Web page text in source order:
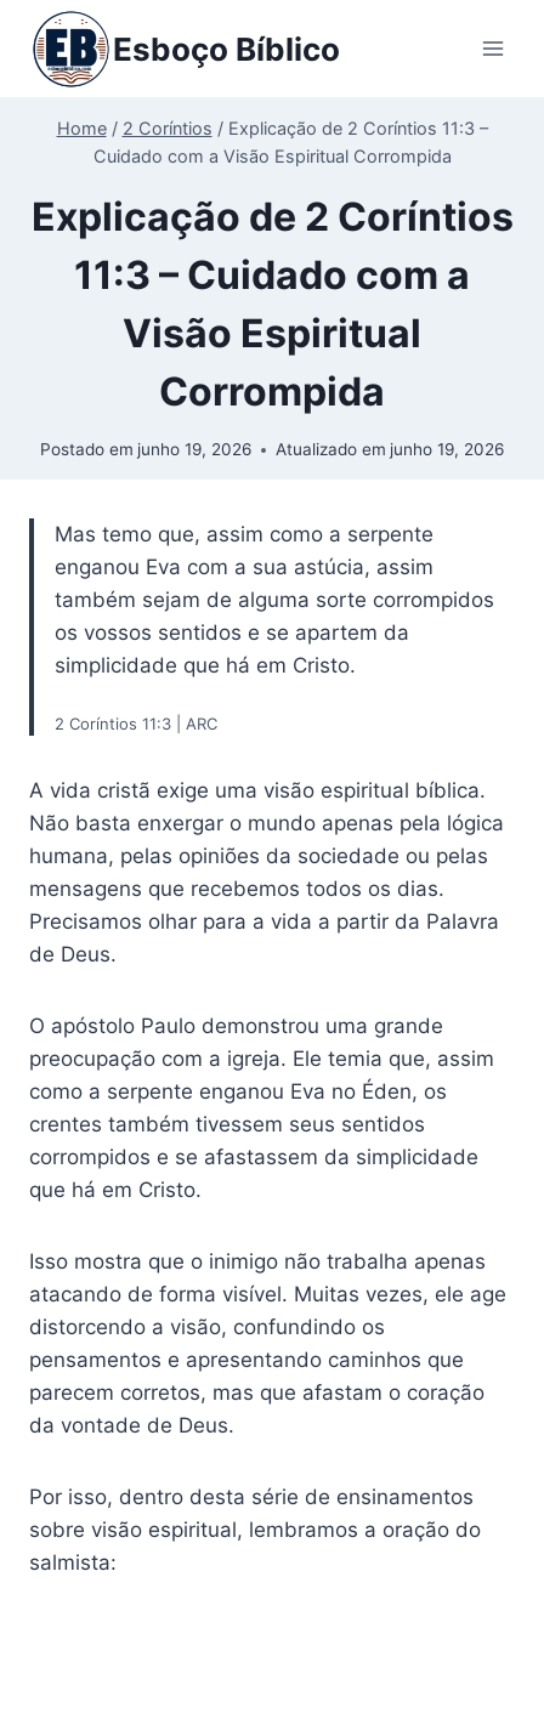
Pular
para
Esboço Bíblico
Home / 2 Coríntios / Explicação de 2 Coríntios 11:3 –
Cuidado com a Visão Espiritual Corrompida
Explicação de 2 Coríntios
11:3 – Cuidado com a
Visão Espiritual
Corrompida
Postado em junho 19, 2026 Atualizado em junho 19, 2026
Mas temo que, assim como a serpente
enganou Eva com a sua astúcia, assim
também sejam de alguma sorte corrompidos
os vossos sentidos e se apartem da
simplicidade que há em Cristo.
2 Coríntios 11:3 | ARC
A vida cristã exige uma visão espiritual bíblica.
Não basta enxergar o mundo apenas pela lógica
humana, pelas opiniões da sociedade ou pelas
mensagens que recebemos todos os dias.
Precisamos olhar para a vida a partir da Palavra
de Deus.
O apóstolo Paulo demonstrou uma grande
preocupação com a igreja. Ele temia que, assim
como a serpente enganou Eva no Éden, os
crentes também tivessem seus sentidos
corrompidos e se afastassem da simplicidade
que há em Cristo.
Isso mostra que o inimigo não trabalha apenas
atacando de forma visível. Muitas vezes, ele age
distorcendo a visão, confundindo os
pensamentos e apresentando caminhos que
parecem corretos, mas que afastam o coração
da vontade de Deus.
Por isso, dentro desta série de ensinamentos
sobre visão espiritual, lembramos a oração do
salmista: